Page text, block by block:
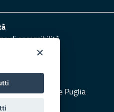
di accessibilità
accessibilità
Protezione Civile Puglia
×